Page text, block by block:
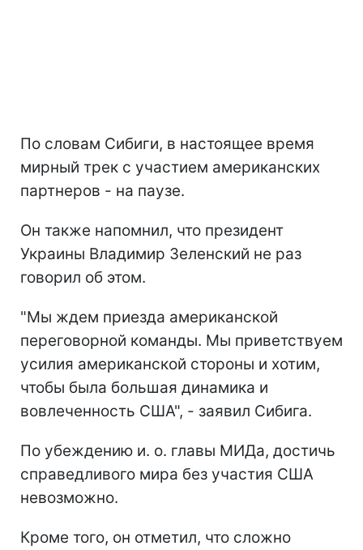
По словам Сибиги, в настоящее время
мирный трек с участием американских
партнеров - на паузе.
Он также напомнил, что президент
Украины Владимир Зеленский не раз
говорил об этом.
"Мы ждем приезда американской
переговорной команды. Мы приветствуем
усилия американской стороны и хотим,
чтобы была большая динамика и
вовлеченность США", - заявил Сибига.
По убеждению и. о. главы МИДа, достичь
справедливого мира без участия США
невозможно.
Кроме того, он отметил, что сложно